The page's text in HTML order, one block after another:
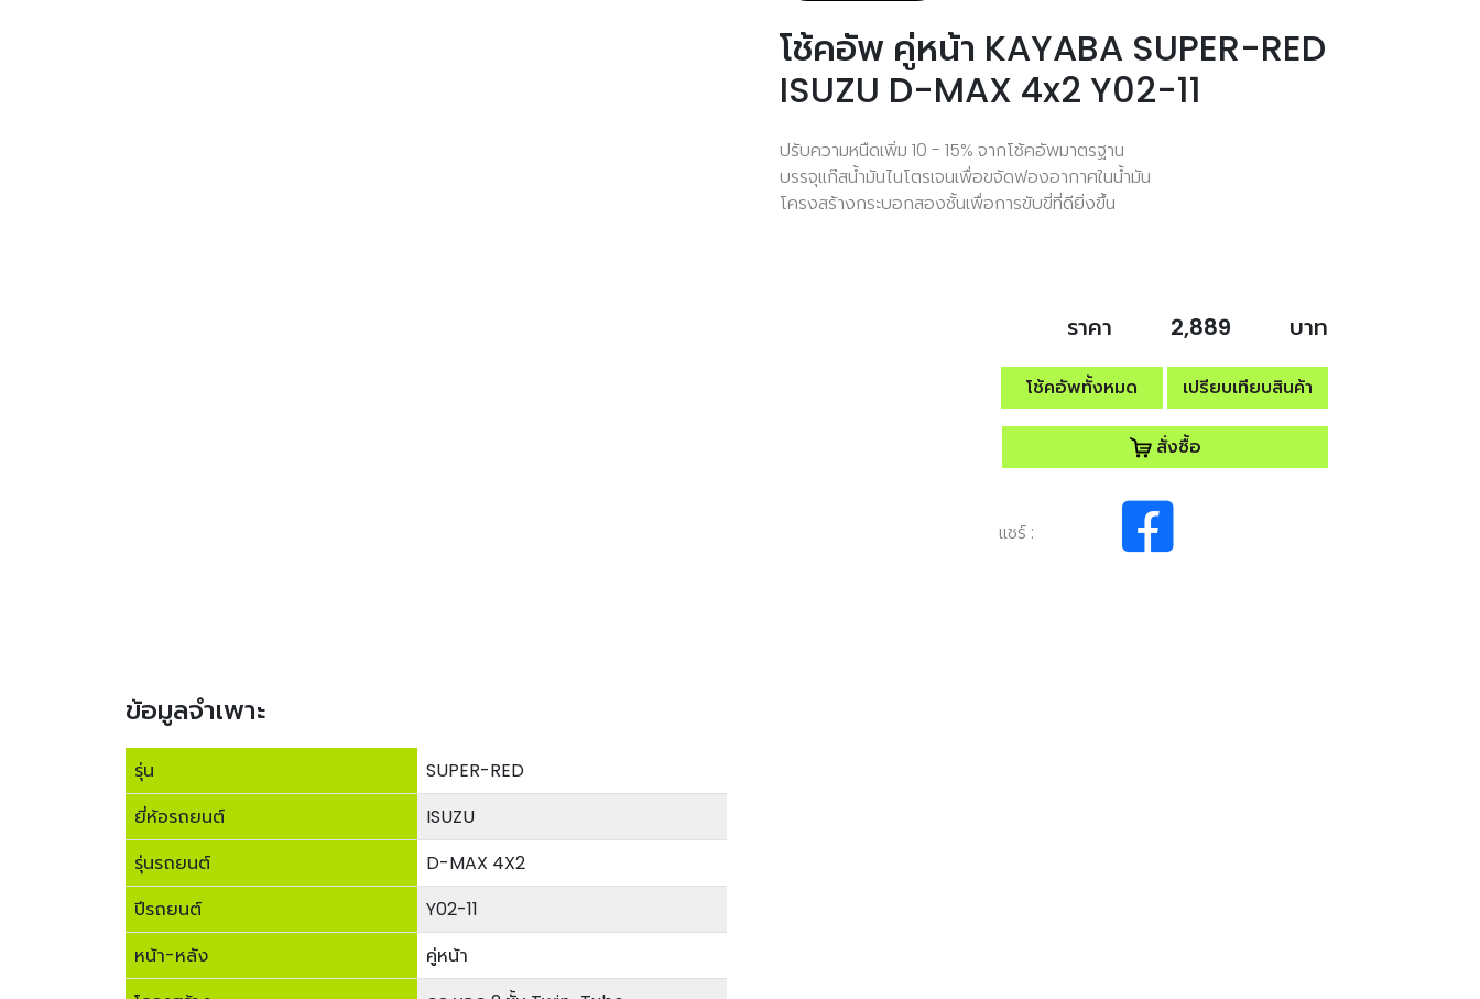
โช้คอัพ คู่หน้า KAYABA SUPER-RED
ISUZU D-MAX 4x2 Y02-11
ปรับความหนืดเพิ่ม 10 - 15% จากโช้คอัพมาตรฐาน
บรรจุแก๊สน้ำมันไนโตรเจนเพื่อขจัดฟองอากาศในน้ำมัน
โครงสร้างกระบอกสองชั้นเพื่อการขับขี่ที่ดียิ่งขึ้น
ราคา 2,889 บาท
โช้คอัพทั้งหมด เปรียบเทียบสินค้า
สั่งซื้อ
แชร์ :
ข้อมูลจำเพาะ
รุ่น
SUPER-RED
ยี่ห้อรถยนต์
ISUZU
รุ่นรถยนต์
D-MAX 4X2
ปีรถยนต์
Y02-11
หน้า-หลัง
คู่หน้า